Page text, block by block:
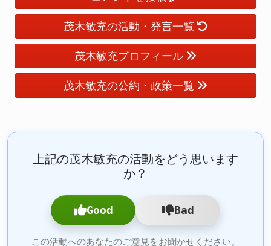
茂木敏充の活動・発言一覧
茂木敏充プロフィール
茂木敏充の公約・政策一覧
上記の茂木敏充の活動をどう思います
か？
Good Bad
この活動へのあなたのご意見をお聞かせください。